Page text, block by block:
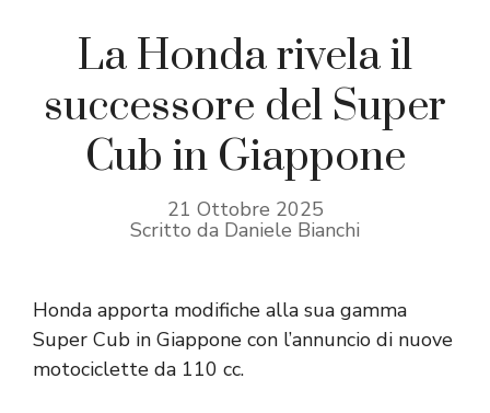
La Honda rivela il
successore del Super
Cub in Giappone
21 Ottobre 2025
Scritto da Daniele Bianchi
Honda apporta modifiche alla sua gamma
Super Cub in Giappone con l’annuncio di nuove
motociclette da 110 cc.